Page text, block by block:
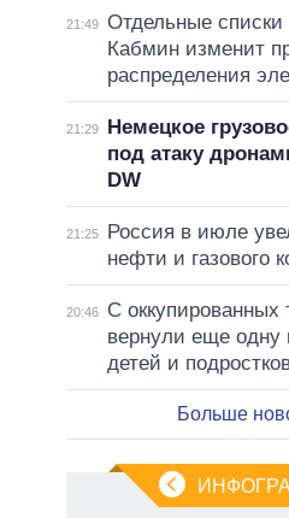
21:49 Отдельные
Кабмин изменит
распределения
21:29
Немецкое
под атаку
DW
21:25
Россия в июле
нефти и газового
20:46
С оккупированных
вернули еще одну
детей и
Больше